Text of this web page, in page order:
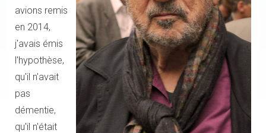
avions remis
en 2014,
j'avais émis
l'hypothèse,
qu'il n'avait
pas
démentie,
qu'il n'était